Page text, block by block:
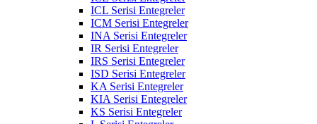
ICL Serisi Entegreler
ICM Serisi Entegreler
INA Serisi Entegreler
IR Serisi Entegreler
IRS Serisi Entegreler
ISD Serisi Entegreler
KA Serisi Entegreler
KIA Serisi Entegreler
KS Serisi Entegreler